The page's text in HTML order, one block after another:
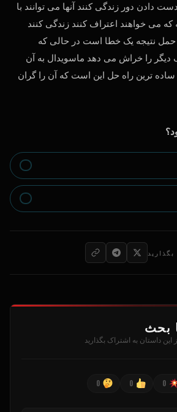
دادن دور زندگی کنند آنها می توانند با
که می خواهند اعتراف کنند زندگی کنند
حمل نتیجه یک خطا است در حالی که
را خراش می دهد ماسویدال به آن
ترین راه حل این است که آن را گران
بحث
این داستان به اشتراک بگذارید
0
0
0